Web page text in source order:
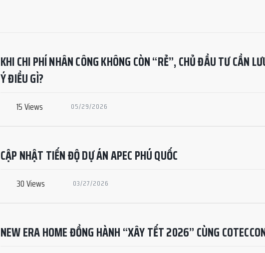
KHI CHI PHÍ NHÂN CÔNG KHÔNG CÒN “RẺ”, CHỦ ĐẦU TƯ CẦN
Ý ĐIỀU GÌ?
15 Views 05/29/2026
CẬP NHẬT TIẾN ĐỘ DỰ ÁN APEC PHÚ QUỐC
30 Views 03/27/2026
NEW ERA HOME ĐỒNG HÀNH “XÂY TẾT 2026” CÙNG